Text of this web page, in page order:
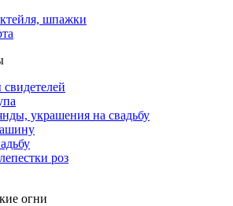
шпажки
украшения на свадьбу
роз
огни